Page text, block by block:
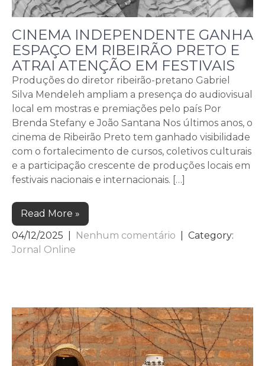
CINEMA INDEPENDENTE GANHA
ESPAÇO EM RIBEIRÃO PRETO E
ATRAI ATENÇÃO EM FESTIVAIS
Produções do diretor ribeirão-pretano Gabriel
Silva Mendeleh ampliam a presença do audiovisual
local em mostras e premiações pelo país Por
Brenda Stefany e João Santana Nos últimos anos, o
cinema de Ribeirão Preto tem ganhado visibilidade
com o fortalecimento de cursos, coletivos culturais
e a participação crescente de produções locais em
festivais nacionais e internacionais. […]
Read More »
04/12/2025
Nenhum comentário
| Category:
Jornal Online